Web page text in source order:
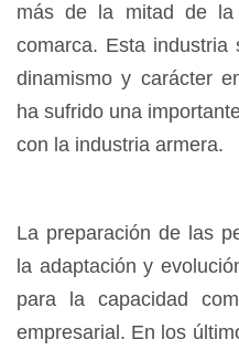
más de la mitad de la
comarca. Esta industria
dinamismo y carácter
ha sufrido una
con la industria armera.
La preparación de las
la adaptación y
para la capacidad
empresarial. En los